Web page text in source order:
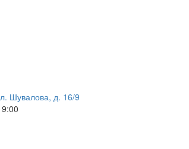
Шувалова, д. 16/9